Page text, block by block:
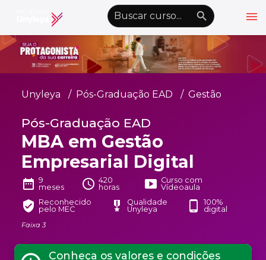
menu
emoji_objectsAlto Contraste nights_stay wb_sunny
Graduação EAD
Atualização Profissional
Conheça a Unyleyakeyboard_arrow_down
Alianças Acadêmicas
Convênios
keyboard_arrow_down
UnyVantagens
personÁrea do Aluno schoolQuero ser Aluno
Unyleya Pós-Graduação EAD Gestão
Pós-Graduação EAD
MBA em Gestão
Empresarial Digital
date_range 9
meses
schedule 420
horas
smart_display Curso com
Vídeoaula
verified_user Reconhecido
pelo MEC
military_tech
Qualidade
Unyleya
phone_android
100%
digital
Faixa 3
Conheça os valores e condições